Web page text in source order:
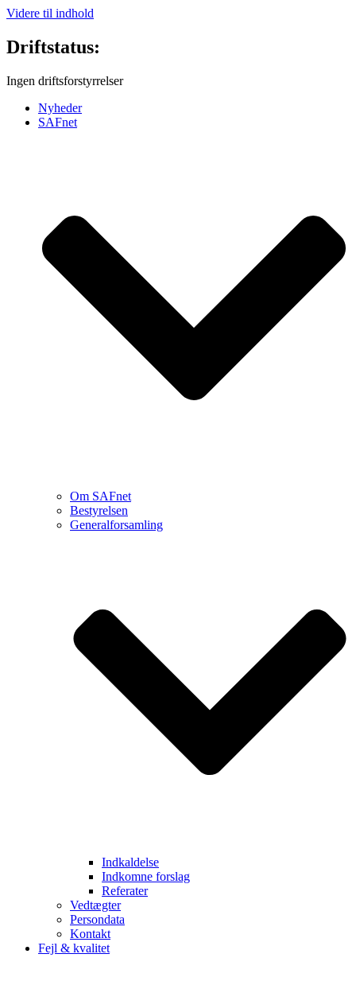
Videre til indhold
Driftstatus:
Ingen driftsforstyrrelser
Nyheder
SAFnet
Om SAFnet
Bestyrelsen
Generalforsamling
Indkaldelse
Indkomne forslag
Referater
Vedtægter
Persondata
Kontakt
Fejl & kvalitet